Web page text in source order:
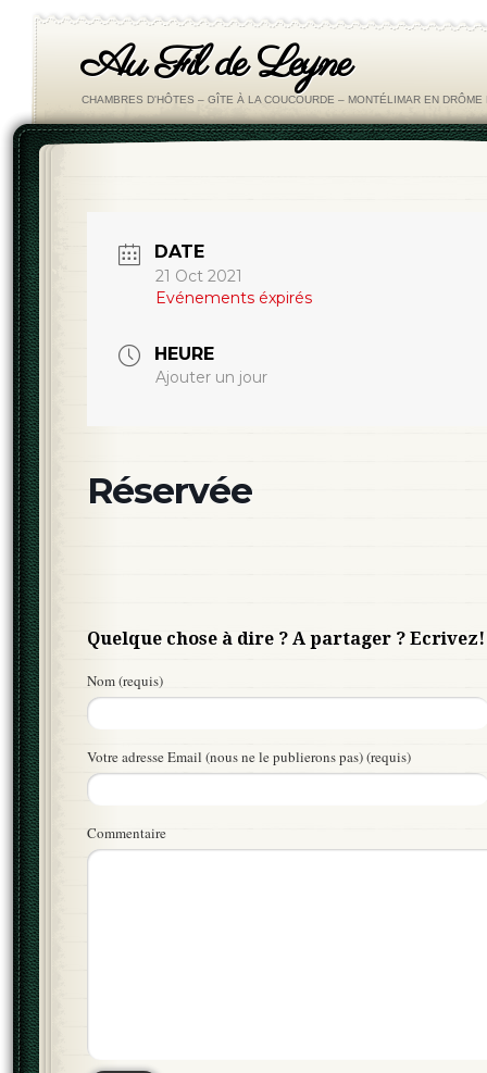
Au Fil de Leyne
CHAMBRES D'HÔTES – GÎTE À LA COUCOURDE – MONTÉLIMAR EN DRÔME
DATE
21 Oct 2021
Evénements éxpirés
HEURE
Ajouter un jour
Réservée
Quelque chose à dire ? A partager ? Ecrivez!
Nom (requis)
Votre adresse Email (nous ne le publierons pas) (requis)
Commentaire